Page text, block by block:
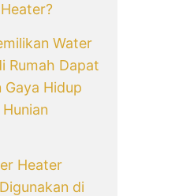
Water
Rumah Dapat
Gaya Hidup
Heater
di